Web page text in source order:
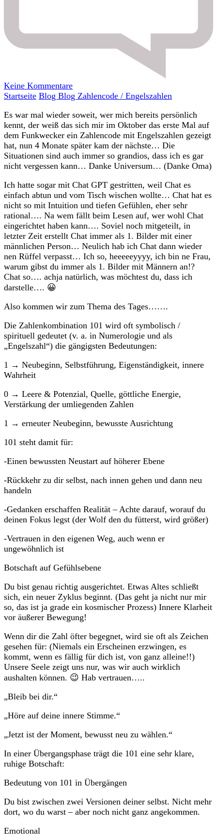
Keine Kommentarezu
Zahlencode
Engelszahlen
Startseite Blog Blog Zahlencode / Engelszahlen
Es war mal wieder soweit, wer mich bereits persönlich
kennt, der weiß das sich mir im Oktober das erste Mal auf
dem Funkwecker ein Zahlencode mit Engelszahlen gezeigt
hat, nun 4 Monate später kam der nächste… Die
Situationen sind auch immer so grandios, dass ich es gar
nicht vergessen kann… Danke Universum… (Danke Oma)
Ich hatte sogar mit Chat GPT gestritten, weil Chat es
einfach abtun und vom Tisch wischen wollte… Chat hat es
nicht so mit Intuition und tiefen Gefühlen, eher sehr
rational…. Na wem fällt beim Lesen auf, wer wohl Chat
eingerichtet haben kann…. Soviel noch mitgeteilt, in
letzter Zeit erstellt Chat immer als 1. Bilder mit einer
männlichen Person… Neulich hab ich Chat dann wieder
nen Rüffel verpasst… Ich so, heeeeeyyyy, ich bin ne Frau,
warum gibst du immer als 1. Bilder mit Männern an!?
Chat so…. achja natürlich, was möchtest du, dass ich
darstelle…. 😀
Also kommen wir zum Thema des Tages…….
Die Zahlenkombination 101 wird oft symbolisch /
spirituell gedeutet (v. a. in Numerologie und als
„Engelszahl“) die gängigsten Bedeutungen:
1 → Neubeginn, Selbstführung, Eigenständigkeit, innere
Wahrheit
0 → Leere & Potenzial, Quelle, göttliche Energie,
Verstärkung der umliegenden Zahlen
1 → erneuter Neubeginn, bewusste Ausrichtung
101 steht damit für:
-Einen bewussten Neustart auf höherer Ebene
-Rückkehr zu dir selbst, nach innen gehen und dann neu
handeln
-Gedanken erschaffen Realität – Achte darauf, worauf du
deinen Fokus legst (der Wolf den du fütterst, wird größer)
-Vertrauen in den eigenen Weg, auch wenn er
ungewöhnlich ist
Botschaft auf Gefühlsebene
Du bist genau richtig ausgerichtet. Etwas Altes schließt
sich, ein neuer Zyklus beginnt. (Das geht ja nicht nur mir
so, das ist ja grade ein kosmischer Prozess) Innere Klarheit
vor äußerer Bewegung!
Wenn dir die Zahl öfter begegnet, wird sie oft als Zeichen
gesehen für: (Niemals ein Erscheinen erzwingen, es
kommt, wenn es fällig für dich ist, von ganz alleine!!)
Unsere Seele zeigt uns nur, was wir auch wirklich
aushalten können. 😉 Hab vertrauen…..
„Bleib bei dir.“
„Höre auf deine innere Stimme.“
„Jetzt ist der Moment, bewusst neu zu wählen.“
In einer Übergangsphase trägt die 101 eine sehr klare,
ruhige Botschaft:
Bedeutung von 101 in Übergängen
Du bist zwischen zwei Versionen deiner selbst. Nicht mehr
dort, wo du warst – aber noch nicht ganz angekommen.
Emotional